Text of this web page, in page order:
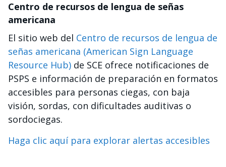
Centro de recursos de lengua de señas
americana
El sitio web del Centro de recursos de lengua de
señas americana (American Sign Language
Resource Hub) de SCE ofrece notificaciones de
PSPS e información de preparación en formatos
accesibles para personas ciegas, con baja
visión, sordas, con dificultades auditivas o
sordociegas.
Haga clic aquí para explorar alertas accesibles